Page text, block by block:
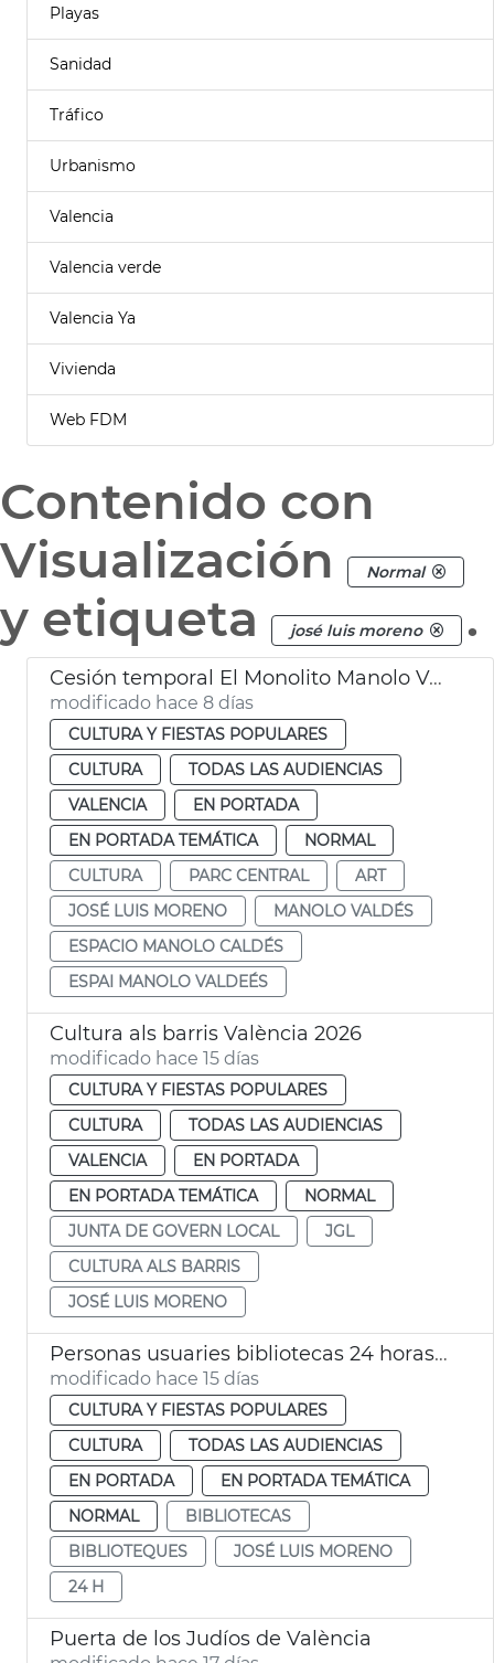
Playas
Sanidad
Tráfico
Urbanismo
Valencia
Valencia verde
Valencia Ya
Vivienda
Web FDM
Contenido con
Visualización
Normal
y etiqueta josé luis moreno .
Cesión temporal El Monolito Manolo Valdés
modificado hace 8 días
CULTURA Y FIESTAS POPULARES
CULTURA
TODAS LAS AUDIENCIAS
VALENCIA
EN PORTADA
EN PORTADA TEMÁTICA
NORMAL
CULTURA
PARC CENTRAL
ART
JOSÉ LUIS MORENO
MANOLO VALDÉS
ESPACIO MANOLO CALDÉS
ESPAI MANOLO VALDEÉS
Cultura als barris València 2026
modificado hace 15 días
CULTURA Y FIESTAS POPULARES
CULTURA
TODAS LAS AUDIENCIAS
VALENCIA
EN PORTADA
EN PORTADA TEMÁTICA
NORMAL
JUNTA DE GOVERN LOCAL
JGL
CULTURA ALS BARRIS
JOSÉ LUIS MORENO
Personas usuaries bibliotecas 24 horas València
modificado hace 15 días
CULTURA Y FIESTAS POPULARES
CULTURA
TODAS LAS AUDIENCIAS
EN PORTADA
EN PORTADA TEMÁTICA
NORMAL
BIBLIOTECAS
BIBLIOTEQUES
JOSÉ LUIS MORENO
24 H
Puerta de los Judíos de València